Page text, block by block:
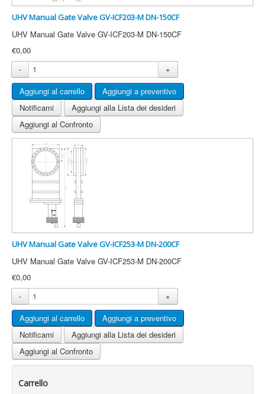
UHV Manual Gate Valve GV-ICF203-M DN-150CF
UHV Manual Gate Valve GV-ICF203-M DN-150CF
€0,00
-
+
Notificami
Aggiungi alla Lista dei desideri
Aggiungi al Confronto
UHV Manual Gate Valve GV-ICF253-M DN-200CF
UHV Manual Gate Valve GV-ICF253-M DN-200CF
€0,00
-
+
Notificami
Aggiungi alla Lista dei desideri
Aggiungi al Confronto
Carrello